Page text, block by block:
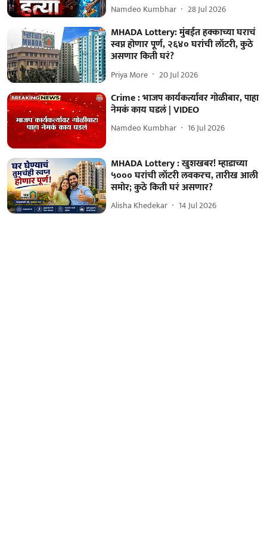
Namdeo Kumbhar 28 Jul 2026
MHADA Lottery: मुंबईत हक्काच्या घराचं
स्वप्न होणार पूर्ण, २६४० घरांची लॉटरी, कुठे
असणार किती घरं?
Priya More 20 Jul 2026
Crime : भाजप कार्यकर्त्यावर गोळीबार, पाहा
नेमकं काय घडलं | VIDEO
Namdeo Kumbhar 16 Jul 2026
MHADA Lottery : खुशखबर! म्हाडाच्या
५००० घरांची लॉटरी लवकरच, तारीख आली
समोर; कुठे किती घरं असणार?
Alisha Khedekar 14 Jul 2026